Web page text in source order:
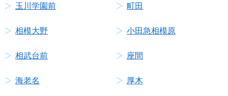
玉川学園前 町田
相模大野 小田急相模原
相武台前 座間
海老名 厚木